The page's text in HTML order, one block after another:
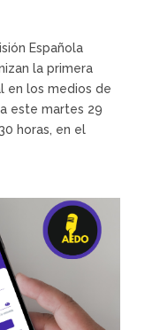
Española
la primera
en los medios de
este martes 29
horas, en el